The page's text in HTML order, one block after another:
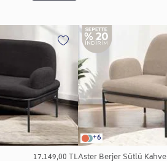
17.149,00 TL
+6
Aster Berjer Sütlü Kahve